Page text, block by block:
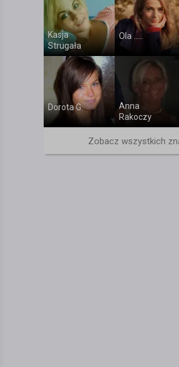
Kasja
Strugała
Ola .....
Dorota G.
Anna
Rakoczy
Zobacz wszystkich